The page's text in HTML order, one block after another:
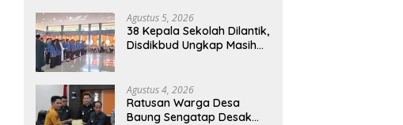
Agustus 5, 2026
38 Kepala Sekolah Dilantik,
Disdikbud Ungkap Masih
Agustus 4, 2026
Ratusan Warga Desa
Baung Sengatap Desak